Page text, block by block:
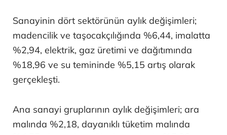
Sanayinin dört sektörünün aylık değişimleri;
madencilik ve taşocakçılığında %6,44, imalatta
%2,94, elektrik, gaz üretimi ve dağıtımında
%18,96 ve su temininde %5,15 artış olarak
gerçekleşti.
Ana sanayi gruplarının aylık değişimleri; ara
malında %2,18, dayanıklı tüketim malında